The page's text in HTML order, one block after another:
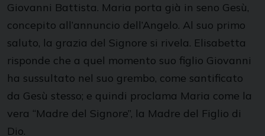
Giovanni Battista. Maria porta già in seno Gesù,
concepito all’annuncio dell’Angelo. Al suo primo
saluto, la grazia del Signore si rivela. Elisabetta
risponde che a quel momento suo figlio Giovanni
ha sussultato nel suo grembo, come santificato
da Gesù stesso; e quindi proclama Maria come la
vera “Madre del Signore”, la Madre del Figlio di
Dio.